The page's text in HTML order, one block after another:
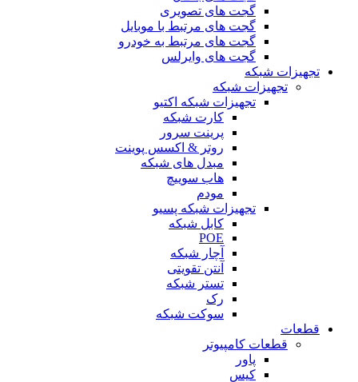
گجت های تصویری
گجت های مرتبط با موبایل
گجت های مرتبط به خودرو
گجت های وایرلس
تجهیزات شبکه
تجهیزات شبکه
تجهیزات شبکه اکتیو
کارت شبکه
پرینت سرور
روتر & اکسس پوینت
مبدل های شبکه
هاب سوییچ
مودم
تجهیزات شبکه پسیو
کابل شبکه
POE
آچار شبکه
آنتن تقویتی
تستر شبکه
رک
سوکت شبکه
قطعات
قطعات کامپیوتر
پاور
کیس